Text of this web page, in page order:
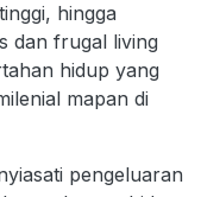
hingga
dan frugal living
hidup yang
mapan di
pengeluaran